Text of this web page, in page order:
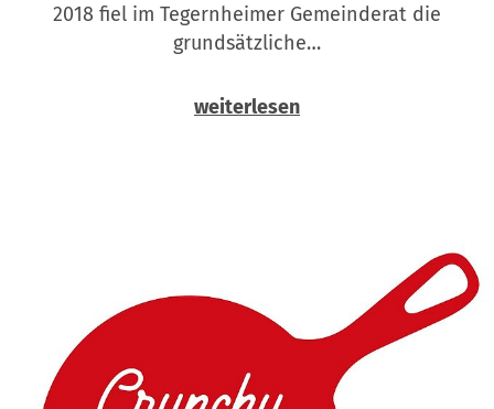
2018 fiel im Tegernheimer Gemeinderat die
grundsätzliche…
weiterlesen